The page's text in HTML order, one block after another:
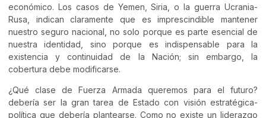
económico. Los casos de Yemen, Siria, o la guerra Ucrania-
Rusa, indican claramente que es imprescindible mantener
nuestro seguro nacional, no solo porque es parte esencial de
nuestra identidad, sino porque es indispensable para la
existencia y continuidad de la Nación; sin embargo, la
cobertura debe modificarse.
¿Qué clase de Fuerza Armada queremos para el futuro?
debería ser la gran tarea de Estado con visión estratégica-
política que debería plantearse. Como no existe un liderazgo